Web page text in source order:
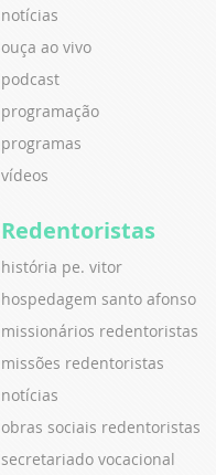
notícias
ouça ao vivo
podcast
programação
programas
vídeos
Redentoristas
história pe. vitor
hospedagem santo afonso
missionários redentoristas
missões redentoristas
notícias
obras sociais redentoristas
secretariado vocacional